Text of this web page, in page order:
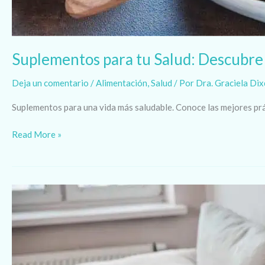
Suplementos para tu Salud:
Deja un comentario / Alimentación Salud / Por Dra. Graciela
Suplementos para una vida más saludable. Conoce las mejores
Read More »
Relación
con
la
Comida:
Impacto